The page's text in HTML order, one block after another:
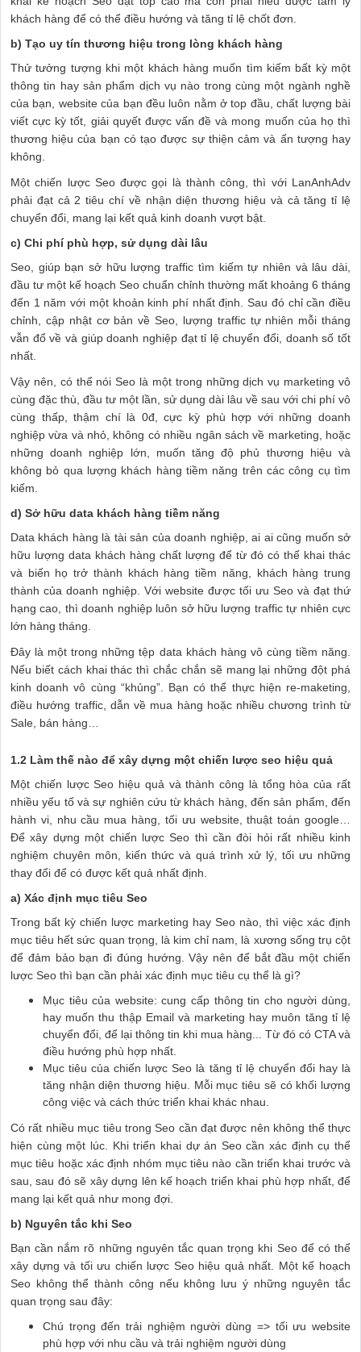
khách hàng để có thể điều hướng và tăng tỉ lệ chốt đơn.
b) Tạo uy tín thương hiệu trong lòng khách hàng
Thử tưởng tượng khi một khách hàng muốn tìm kiếm bất kỳ một
thông tin hay sản phẩm dịch vụ nào trong cùng một ngành nghề
của bạn, website của bạn đều luôn nằm ở top đầu, chất lượng bài
viết cực kỳ tốt, giải quyết được vấn đề và mong muốn của họ thì
thương hiệu của bạn có tạo được sự thiện cảm và ấn tượng hay
không.
Một chiến lược Seo được gọi là thành công, thì với LanAnhAdv
phải đạt cả 2 tiêu chí về nhận diện thương hiệu và cả tăng tỉ lệ
chuyển đổi, mang lại kết quả kinh doanh vượt bật.
c) Chi phí phù hợp, sử dụng dài lâu
Seo, giúp bạn sở hữu lượng traffic tìm kiếm tự nhiên và lâu dài,
đầu tư một kế hoạch Seo chuẩn chỉnh thường mất khoảng 6 tháng
đến 1 năm với một khoản kinh phí nhất định. Sau đó chỉ cần điều
chỉnh, cập nhật cơ bản về Seo, lượng traffic tự nhiên mỗi tháng
vẫn đổ về và giúp doanh nghiệp đạt tỉ lệ chuyển đổi, doanh số tốt
nhất.
Vậy nên, có thể nói Seo là một trong những dịch vụ marketing vô
cùng đặc thù, đầu tư một lần, sử dụng dài lâu về sau với chi phí vô
cùng thấp, thậm chí là 0đ, cực kỳ phù hợp với những doanh
nghiệp vừa và nhỏ, không có nhiều ngân sách về marketing, hoặc
những doanh nghiệp lớn, muốn tăng độ phủ thương hiệu và
không bỏ qua lượng khách hàng tiềm năng trên các công cụ tìm
kiếm.
d) Sở hữu data khách hàng tiềm năng
Data khách hàng là tài sản của doanh nghiệp, ai ai cũng muốn sở
hữu lượng data khách hàng chất lượng để từ đó có thể khai thác
và biến họ trở thành khách hàng tiềm năng, khách hàng trung
thành của doanh nghiệp. Với website được tối ưu Seo và đạt thứ
hạng cao, thì doanh nghiệp luôn sở hữu lượng traffic tự nhiên cực
lớn hàng tháng.
Đây là một trong những tệp data khách hàng vô cùng tiềm năng.
Nếu biết cách khai thác thì chắc chắn sẽ mang lại những đột phá
kinh doanh vô cùng “khủng”. Bạn có thể thực hiện re-maketing,
điều hướng traffic, dẫn về mua hàng hoặc nhiều chương trình từ
Sale, bán hàng…
1.2 Làm thế nào để xây dựng một chiến lược seo hiệu quả
Một chiến lược Seo hiệu quả và thành công là tổng hòa của rất
nhiều yếu tố và sự nghiên cứu từ khách hàng, đến sản phẩm, đến
hành vi, nhu cầu mua hàng, tối ưu website, thuật toán google…
Để xây dựng một chiến lược Seo thì cần đòi hỏi rất nhiều kinh
nghiệm chuyên môn, kiến thức và quá trình xử lý, tối ưu những
thay đổi để có được kết quả nhất định.
a) Xác định mục tiêu Seo
Trong bất kỳ chiến lược marketing hay Seo nào, thì việc xác định
mục tiêu hết sức quan trọng, là kim chỉ nam, là xương sống trụ cột
để đảm bảo bạn đi đúng hướng. Vậy nên để bắt đầu một chiến
lược Seo thì bạn cần phải xác định mục tiêu cụ thể là gì?
Mục tiêu của website: cung cấp thông tin cho người dùng,
hay muốn thu thập Email và marketing hay muôn tăng tỉ lệ
chuyển đổi, để lại thông tin khi mua hàng... Từ đó có CTA và
điều hướng phù hợp nhất.
Mục tiêu của chiến lược Seo là tăng tỉ lệ chuyển đổi hay là
tăng nhận diện thương hiệu. Mỗi mục tiêu sẽ có khối lượng
công việc và cách thức triển khai khác nhau.
Có rất nhiều mục tiêu trong Seo cần đạt được nên không thể thực
hiện cùng một lúc. Khi triển khai dự án Seo cần xác định cụ thể
mục tiêu hoặc xác định nhóm mục tiêu nào cần triển khai trước và
sau, sau đó sẽ xây dựng lên kế hoạch triển khai phù hợp nhất, để
mang lại kết quả như mong đợi.
b) Nguyên tắc khi Seo
Bạn cần nắm rõ những nguyên tắc quan trọng khi Seo để có thể
xây dựng và tối ưu chiến lược Seo hiệu quả nhất. Một kế hoạch
Seo không thể thành công nếu không lưu ý những nguyên tắc
quan trọng sau đây:
Chú trọng đến trải nghiệm người dùng => tối ưu website
phù hợp với nhu cầu và trải nghiệm người dùng